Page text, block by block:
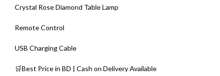
Crystal Rose Diamond Table Lamp
Remote Control
USB Charging Cable
🛒Best Price in BD | Cash on Delivery Available